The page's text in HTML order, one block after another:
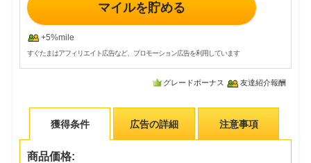
マイルを貯める
+5%mile
すぐたまはアフィリエイト広告など、プロモーション広告を利用しています
グレードボーナス 友達紹介報酬
獲得条件 広告の詳細 注意事項
商品価格: